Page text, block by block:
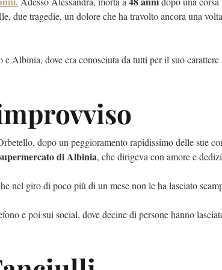
due tragedie, un dolore che ha travolto ancora una
Albinia, dove era conosciuta da tutti per il suo carattere
dopo un peggioramento rapidissimo delle sue
di Albinia, che dirigeva con amore e
nel giro di poco più di un mese non le ha lasciato
e poi sui social, dove decine di persone hanno